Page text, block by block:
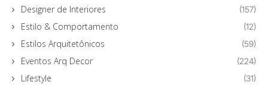
Designer de Interiores (157)
Estilo & Comportamento (12)
Estilos Arquitetônicos (59)
Eventos Arq Decor (224)
Lifestyle (31)